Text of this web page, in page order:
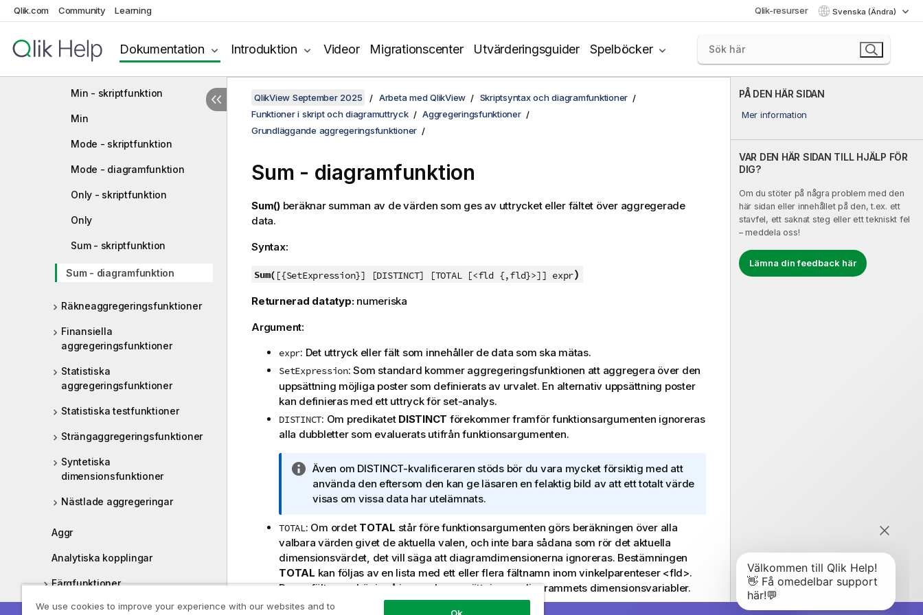
Qlik.com Community Learning Qlik-resurser Svenska (Ändra)
Dokumentation Introduktion Videor Migrationscenter Utvärderingsguider Spelböcker
FirstSortedValue
Max - skriptfunktion
Min - skriptfunktion
Min
Mode - skriptfunktion
Mode - diagramfunktion
Only - skriptfunktion
Only
Sum - skriptfunktion
Sum - diagramfunktion
Räkneaggregeringsfunktioner
Finansiella
aggregeringsfunktioner
Statistiska
aggregeringsfunktioner
Statistiska testfunktioner
Strängaggregeringsfunktioner
Syntetiska
dimensionsfunktioner
Nästlade aggregeringar
Aggr
Analytiska kopplingar
Färgfunktioner
Villkorsfunktioner
PÅ DEN HÄR SIDAN
Mer information
VAR DEN HÄR SIDAN TILL HJÄLP FÖR
DIG?
Om du stöter på några problem med den
här sidan eller innehållet på den, t.ex. ett
stavfel, ett saknat steg eller ett tekniskt fel
– meddela oss!
Lämna din feedback här
QlikView September 2025 Arbeta med QlikView
Skriptsyntax och diagramfunktioner
Funktioner i skript och diagramuttryck
Aggregeringsfunktioner
Grundläggande aggregeringsfunktioner
Sum - diagramfunktion
Sum() beräknar summan av de värden som ges av uttrycket eller fältet över aggregerade
data.
Syntax:
Sum( [{SetExpression}] [DISTINCT] [TOTAL [<fld {,fld}>]] expr)
Returnerad datatyp: numeriska
Argument:
expr: Det uttryck eller fält som innehåller de data som ska mätas.
SetExpression: Som standard kommer aggregeringsfunktionen att aggregera över den
uppsättning möjliga poster som definierats av urvalet. En alternativ uppsättning poster
kan definieras med ett uttryck för set-analys.
DISTINCT: Om predikatet DISTINCT förekommer framför funktionsargumenten ignoreras
alla dubbletter som evaluerats utifrån funktionsargumenten.
A
n
t
c
k
n
i
n
g
Även om DISTINCT-kvalificeraren stöds bör du vara mycket försiktig med att
använda den eftersom den kan ge läsaren en felaktig bild av att ett totalt värde
visas om vissa data har utelämnats.
TOTAL: Om ordet TOTAL står före funktionsargumenten görs beräkningen över alla
valbara värden givet de aktuella valen, och inte bara sådana som rör det aktuella
dimensionsvärdet, det vill säga att diagramdimensionerna ignoreras. Bestämningen
TOTAL kan följas av en lista med ett eller flera fältnamn inom vinkelparenteser <fld>.
Dessa fältnamn bör ingå i en underuppsättning av diagrammets dimensionsvariabler.
Definiera aggregeringens omfattning
We use cookies to improve your experience with our websites and to